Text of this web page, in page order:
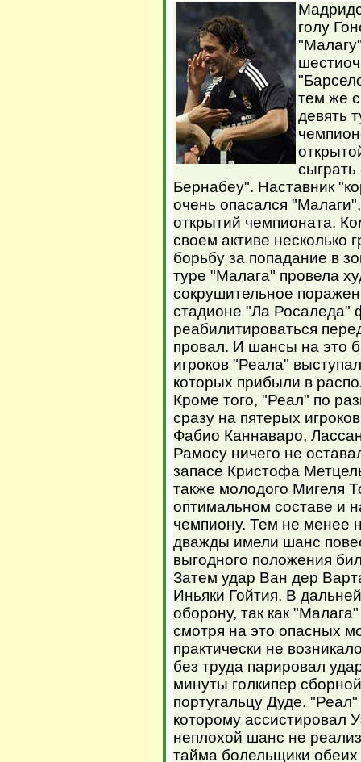
голу
тем же
девять
Бернабеу". Наставник
очень опасался
открытий чемпионата.
своем активе несколько
борьбу за попадание в
туре "Малага" провела
сокрушительное
стадионе "Ла Росаледа"
реабилитироваться
провал. И шансы на это
игроков "Реала"
которых прибыли в
Кроме того, "Реал" по
сразу на пятерых
Фабио Каннаваро,
Рамосу ничего не
запасе Кристофа
также молодого Мигеля
оптимальном составе и
чемпиону. Тем не менее
дважды имели шанс
выгодного положения
Затем удар Ван дер
Иньяки Гойтия. В
оборону, так как
смотря на это опасных
практически не
без труда парировал
минуты голкипер
португальцу Дуде.
которому ассистировал
неплохой шанс не
тайма болельщики